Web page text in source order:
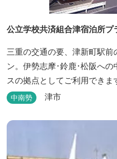
公立学校共済組合津宿泊所プ
三重の交通の要、津新町駅前
ン。伊勢志摩･鈴鹿･松阪へ
スの拠点としてご利用でき
や、海水浴、潮干狩りなどの
中南勢 津市